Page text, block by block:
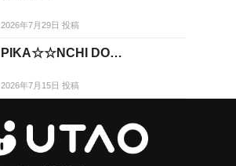
2026年7月29日 投稿
PIKA☆☆NCHI DO…
2026年7月15日 投稿